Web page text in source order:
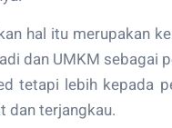
hal itu merupakan
dan UMKM sebagai
tetapi lebih kepada
dan terjangkau.